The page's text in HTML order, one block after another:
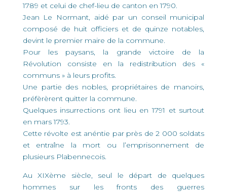
1789 et celui de chef-lieu de canton en 1790.
Jean Le Normant, aidé par un conseil municipal
composé de huit officiers et de quinze notables,
devint le premier maire de la commune.
Pour les paysans, la grande victoire de la
Révolution consiste en la redistribution des «
communs » à leurs profits.
Une partie des nobles, propriétaires de manoirs,
préfèrèrent quitter la commune.
Quelques insurrections ont lieu en 1791 et surtout
en mars 1793.
Cette révolte est anéntie par près de 2 000 soldats
et entraîne la mort ou l’emprisonnement de
plusieurs Plabennecois.
Au XIXème siècle, seul le départ de quelques
hommes sur les fronts des guerres